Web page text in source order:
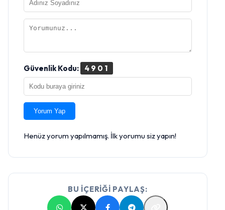
Güvenlik Kodu: 4901
Yorum Yap
Henüz yorum yapılmamış. İlk yorumu siz yapın!
BU İÇERİĞİ PAYLAŞ: